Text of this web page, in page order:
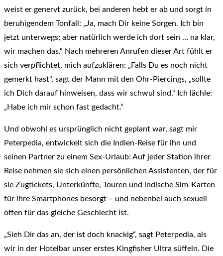
weist er genervt zurück, bei anderen hebt er ab und sorgt in
beruhigendem Tonfall: „Ja, mach Dir keine Sorgen. Ich bin
jetzt unterwegs; aber natürlich werde ich dort sein … na klar,
wir machen das.“ Nach mehreren Anrufen dieser Art fühlt er
sich verpflichtet, mich aufzuklären: „Falls Du es noch nicht
gemerkt hast“, sagt der Mann mit den Ohr-Piercings, „sollte
ich Dich darauf hinweisen, dass wir schwul sind.“ Ich lächle:
„Habe ich mir schon fast gedacht.“
Und obwohl es ursprünglich nicht geplant war, sagt mir
Peterpedia, entwickelt sich die Indien-Reise für ihn und
seinen Partner zu einem Sex-Urlaub: Auf jeder Station ihrer
Reise nehmen sie sich einen persönlichen Assistenten, der für
sie Zugtickets, Unterkünfte, Touren und indische Sim-Karten
für ihre Smartphones besorgt – und nebenbei auch sexuell
offen für das gleiche Geschlecht ist.
„Sieh Dir das an, der ist doch knackig“, sagt Peterpedia, als
wir in der Hotelbar unser erstes Kingfisher Ultra süffeln. Die